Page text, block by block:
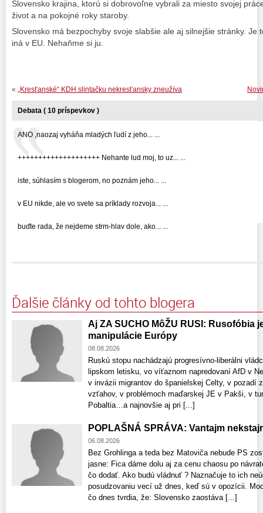
Slovensko krajina, ktorú si dobrovoľne vybrali za miesto svojej
život a na pokojné roky staroby.
Slovensko má bezpochyby svoje slabšie ale aj silnejšie stránky. Je
iná v EU. Nehaňme si ju.
« „Kresťanské“ KDH slintačku nekresťansky zneužíva
Debata ( 10 príspevkov )
ANO ,naozaj vyháňa mladých ľudí z jeho... ...
++++++++++++++++++++ Nehante lud moj, to uz... ...
iste, súhlasím s blogerom, no poznám jeho... ...
v EU nikde, ale vo svete sa príklady rozvoja... ...
buďte rada, že nejdeme strm-hlav dole, ako... ...
Ďalšie články od tohto blogera
Aj ZA SUCHO MôŽU RUSI: Rusofóbia
manipulácie Európy
08.08.2026
Ruskú stopu nachádzajú progresívno-liberálni
lipskom letisku, vo víťaznom napredovaní AfD v
v invázii migrantov do španielskej Celty, v pozadí
vzťahov, v problémoch maďarskej JE v Pakši, v
Pobaltia…a najnovšie aj pri [...]
POPLAŠNÁ SPRÁVA: Vantajm
06.08.2026
Bez Grohlinga a teda bez Matoviča nebude PS
jasne: Fica dáme dolu aj za cenu chaosu po
čo dodať. Ako budú vládnuť ? Naznačuje to ich
posudzovaniu vecí už dnes, keď sú v opozícii.
čo dnes tvrdia, že: Slovensko zaostáva [...]